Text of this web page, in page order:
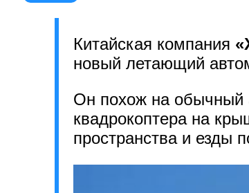
Китайская компания
новый летающий
Он похож на обычный
квадрокоптера на
пространства и езды